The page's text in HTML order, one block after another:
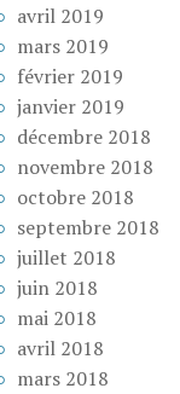
avril 2019
mars 2019
février 2019
janvier 2019
décembre 2018
novembre 2018
octobre 2018
septembre 2018
juillet 2018
juin 2018
mai 2018
avril 2018
mars 2018